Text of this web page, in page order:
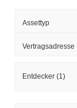
Assettyp
Vertragsadresse
Entdecker (1)